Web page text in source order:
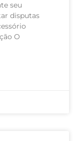
seu
disputas
O